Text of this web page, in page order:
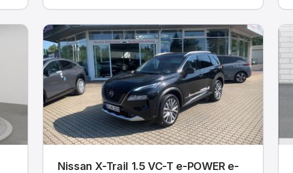
Nissan X-Trail 1.5 VC-T e-POWER e-